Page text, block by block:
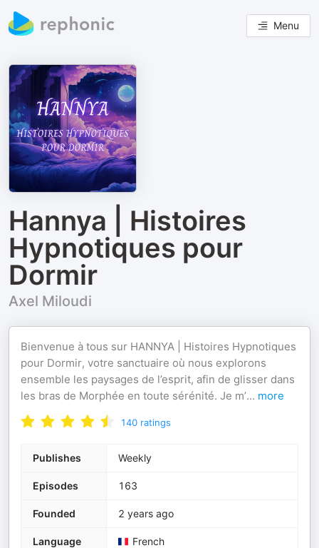
Menu
Hannya | Histoires
Hypnotiques pour
Dormir
Axel Miloudi
Bienvenue à tous sur HANNYA | Histoires Hypnotiques
pour Dormir, votre sanctuaire où nous explorons
ensemble les paysages de l’esprit, afin de glisser dans
les bras de Morphée en toute sérénité. Je m’... more
140 ratings
Publishes Weekly
Episodes 163
Founded 2 years ago
Language French